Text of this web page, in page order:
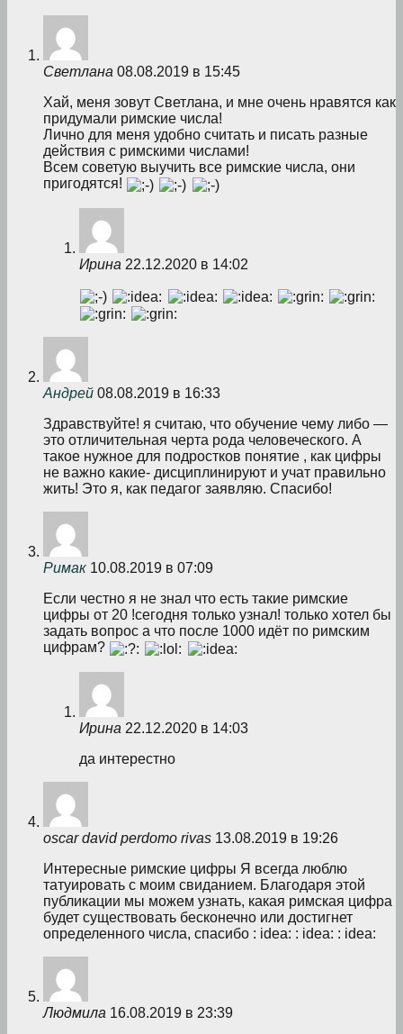
Светлана 08.08.2019 в 15:45
Хай, меня зовут Светлана, и мне очень нравятся как
придумали римские числа!
Лично для меня удобно считать и писать разные
действия с римскими числами!
Всем советую выучить все римские числа, они
пригодятся!
Ирина 22.12.2020 в 14:02
Андрей 08.08.2019 в 16:33
Здравствуйте! я считаю, что обучение чему либо —
это отличительная черта рода человеческого. А
такое нужное для подростков понятие , как цифры
не важно какие- дисциплинируют и учат правильно
жить! Это я, как педагог заявляю. Спасибо!
Римак 10.08.2019 в 07:09
Если честно я не знал что есть такие римские
цифры от 20 !сегодня только узнал! только хотел бы
задать вопрос а что после 1000 идёт по римским
цифрам?
Ирина 22.12.2020 в 14:03
да интерестно
oscar david perdomo rivas 13.08.2019 в 19:26
Интересные римские цифры Я всегда люблю
татуировать с моим свиданием. Благодаря этой
публикации мы можем узнать, какая римская цифра
будет существовать бесконечно или достигнет
определенного числа, спасибо : idea: : idea: : idea:
Людмила 16.08.2019 в 23:39